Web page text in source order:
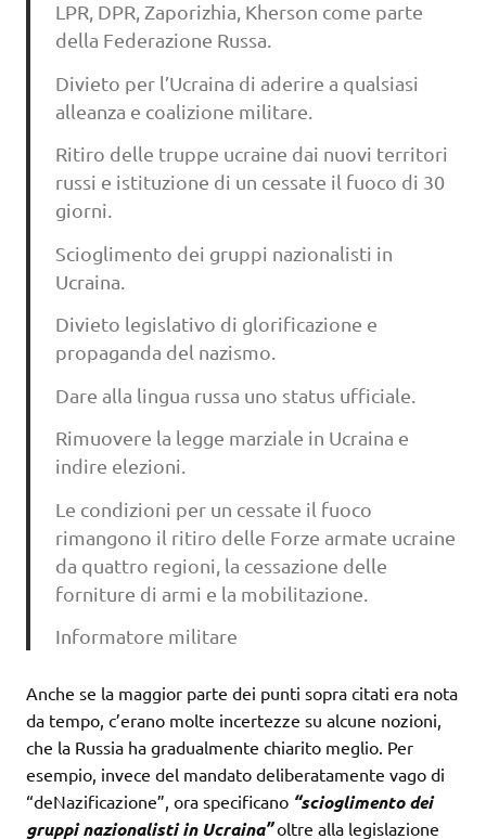
LPR, DPR, Zaporizhia, Kherson come parte
della Federazione Russa.
Divieto per l’Ucraina di aderire a qualsiasi
alleanza e coalizione militare.
Ritiro delle truppe ucraine dai nuovi territori
russi e istituzione di un cessate il fuoco di 30
giorni.
Scioglimento dei gruppi nazionalisti in
Ucraina.
Divieto legislativo di glorificazione e
propaganda del nazismo.
Dare alla lingua russa uno status ufficiale.
Rimuovere la legge marziale in Ucraina e
indire elezioni.
Le condizioni per un cessate il fuoco
rimangono il ritiro delle Forze armate ucraine
da quattro regioni, la cessazione delle
forniture di armi e la mobilitazione.
Informatore militare
Anche se la maggior parte dei punti sopra citati era nota
da tempo, c’erano molte incertezze su alcune nozioni,
che la Russia ha gradualmente chiarito meglio. Per
esempio, invece del mandato deliberatamente vago di
“deNazificazione”, ora specificano “scioglimento dei
gruppi nazionalisti in Ucraina”oltre alla legislazione